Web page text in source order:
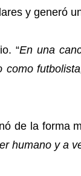
y generó
“En una
como
de la forma
humano y a